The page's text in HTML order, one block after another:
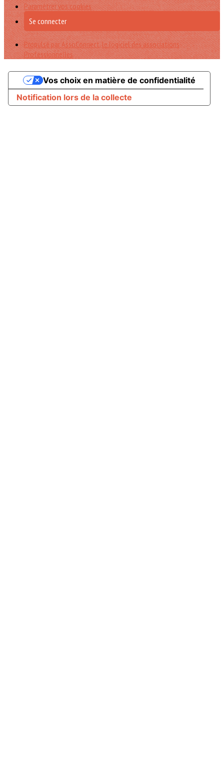
Paramétrer vos cookies
Se connecter
Propulsé par AssoConnect, le logiciel des associations
Professionnelles
Notification lors de la collecte
Vos choix en matière de confidentialité